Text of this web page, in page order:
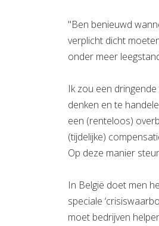
"Ben benieuwd
verplicht dicht
onder meer
Ik zou een
denken en te
een (renteloos)
(tijdelijke)
Op deze manier
In België doet men
speciale
moet bedrijven